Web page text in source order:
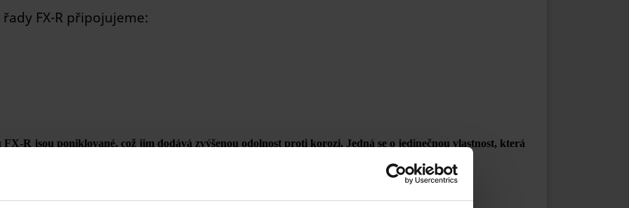
FX-R připojujeme:
FX-R jsou poniklované, což jim dodává zvýšenou odolnost proti korozi. Jedná se o jedinečnou vlastnost, která
magnetů závisí na následujících faktorech: